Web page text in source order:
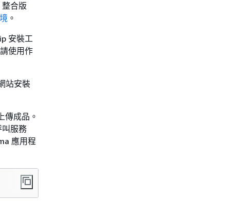
合版
。
安裝工
使用作
站安裝
傳成品。
叫服務
應用程